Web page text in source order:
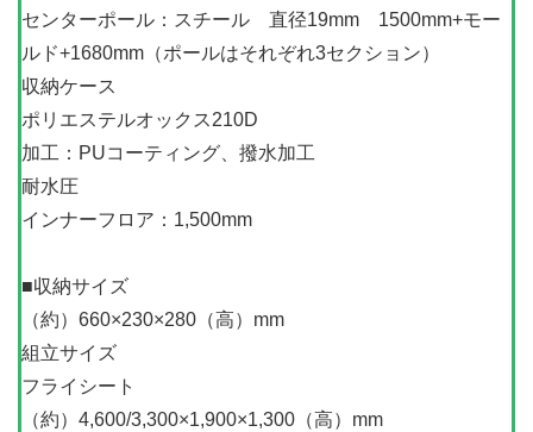
センターポール：スチール 直径19mm 1500mm+モー
ルド+1680mm（ポールはそれぞれ3セクション）
収納ケース
ポリエステルオックス210D
加工：PUコーティング、撥水加工
耐水圧
インナーフロア：1,500mm
■収納サイズ
（約）660×230×280（高）mm
組立サイズ
フライシート
（約）4,600/3,300×1,900×1,300（高）mm